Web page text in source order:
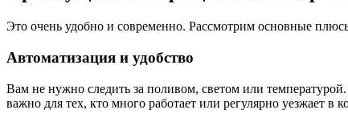
Это очень удобно и современно. Рассмотрим основные
Автоматизация и удобство
Вам не нужно следить за поливом, светом или
важно для тех, кто много работает или регулярно уезжает в